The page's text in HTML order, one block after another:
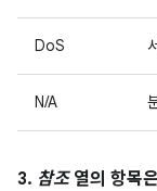
DoS
N/A
3. 참조열의 항목